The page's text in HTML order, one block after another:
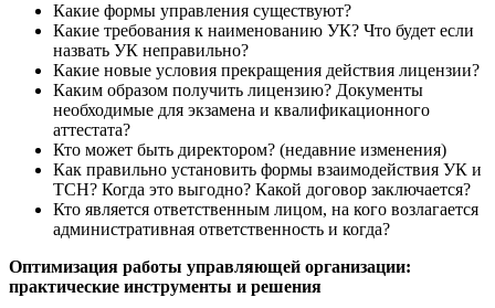
Какие формы управления существуют?
Какие требования к наименованию УК? Что будет если
назвать УК неправильно?
Какие новые условия прекращения действия лицензии?
Каким образом получить лицензию? Документы
необходимые для экзамена и квалификационного
аттестата?
Кто может быть директором? (недавние изменения)
Как правильно установить формы взаимодействия УК и
ТСН? Когда это выгодно? Какой договор заключается?
Кто является ответственным лицом, на кого возлагается
административная ответственность и когда?
Оптимизация работы управляющей организации:
практические инструменты и решения